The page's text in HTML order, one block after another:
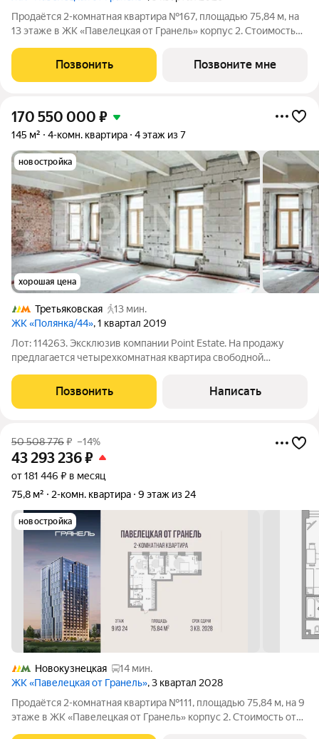
Продаётся 2-комнатная квартира №167, площадью 75,84 м, на
13 этаже в ЖК «Павелецкая от Гранель» корпус 2. Стоимость
окна во двор. «Павелецкая от Гранель» проект бизнес-класса в
историческом
Позвонить Позвоните мне
170 550 000 ₽
145 м² 4-комн. квартира 4 этаж из 7
новостройка
хорошая цена
Третьяковская
13 мин.
ЖК «Полянка/44», 1 квартал 2019
Лот: 114263. Эксклюзив компании Point Estate. На продажу
предлагается четырехкомнатная квартира свободной
комплексе "Полянка/44" в районе Замоскворечье. Квартира
без отделки. Возможная планировка:
Позвонить Написать
50 508 776₽ –14%
43 293 236₽
от 181 446 ₽ в месяц
75,8 м²
2-комн. квартира 9 этаж из 24
новостройка
Новокузнецкая
14 мин.
ЖК «Павелецкая от Гранель», 3 квартал 2028
Продаётся 2-комнатная квартира №111, площадью 75,84 м, на 9
этаже в ЖК «Павелецкая от Гранель» корпус 2. Стоимость от